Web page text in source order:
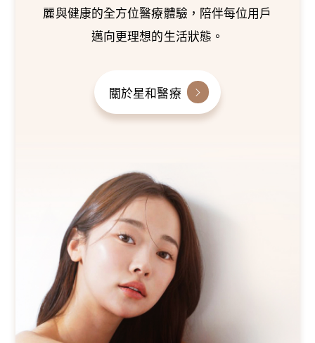
麗與健康的全方位醫療體驗，陪伴每位用戶
邁向更理想的生活狀態。
關於星和醫療